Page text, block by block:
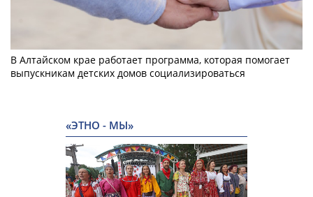
В Алтайском крае работает программа, которая помогает
выпускникам детских домов социализироваться
«ЭТНО - МЫ»